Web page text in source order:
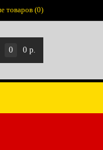
товаров (0)
0 0 р.